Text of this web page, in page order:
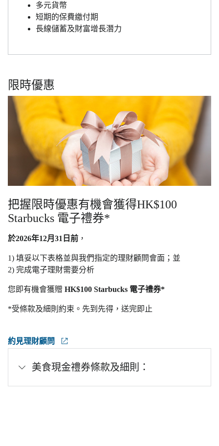
多元貨幣
短期的保費繳付期
長線儲蓄及財富增長潛力
限時優惠
把握限時優惠有機會獲得HK$100
Starbucks 電子禮券*
於2026年12月31日前 ，
1) 填妥以下表格並與我們指定的理財顧問會面；並
2) 完成電子理財需要分析
您即有機會獲贈 HK$100 Starbucks 電子禮券*
*受條款及細則約束。先到先得，送完即止
約見理財顧問
美食現金禮券條款及細則：